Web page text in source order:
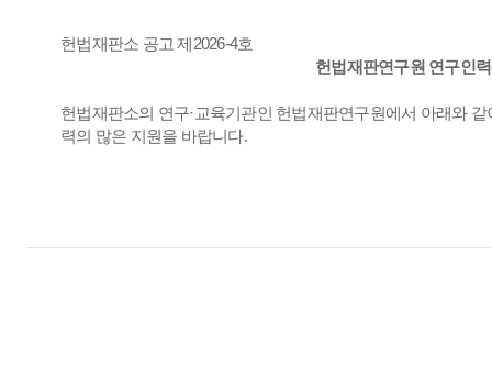
헌법재판소 공고 제2026-4호
헌법재판연구원 연구인
헌법재판소의 연구·교육기관인 헌법재판연구원에서 아래와
력의 많은 지원을 바랍니다.